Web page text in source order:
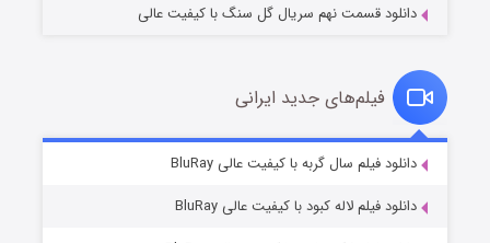
قسمت۶ (زیرنویس) منتشر شد
دانلود قسمت نهم سریال گل سنگ با کیفیت عالی
فیلم‌های جدید ایرانی
دانلود فیلم سال گربه با کیفیت عالی BluRay
دانلود فیلم لاله کبود با کیفیت عالی BluRay